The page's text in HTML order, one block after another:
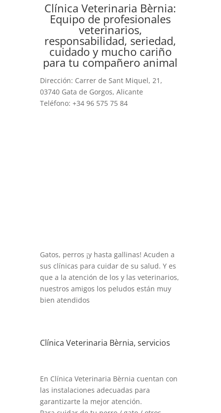
Clínica Veterinaria Bèrnia:
Equipo de profesionales
veterinarios,
responsabilidad, seriedad,
cuidado y mucho cariño
para tu compañero animal
Dirección: Carrer de Sant Miquel, 21,
03740 Gata de Gorgos, Alicante
Teléfono: +34 96 575 75 84
Gatos, perros ¡y hasta gallinas! Acuden a
sus clínicas para cuidar de su salud. Y es
que a la atención de los y las veterinarios,
nuestros amigos los peludos están muy
bien atendidos
Clínica Veterinaria Bèrnia, servicios
En Clínica Veterinaria Bèrnia cuentan con
las instalaciones adecuadas para
garantizarte la mejor atención.